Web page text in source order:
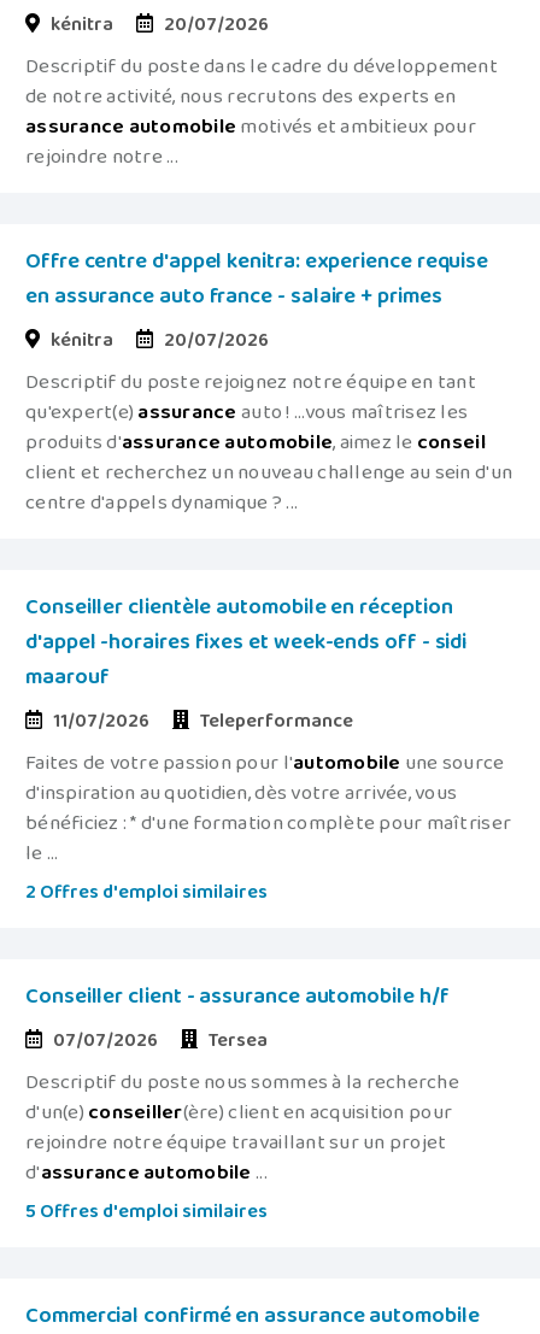
kénitra 20/07/2026
Descriptif du poste dans le cadre du développement
de notre activité, nous recrutons des experts en
assurance automobilemotivés et ambitieux pour
rejoindre notre ...
Offre centre d'appel kenitra: experience requise
en assurance auto france - salaire + primes
kénitra 20/07/2026
Descriptif du poste rejoignez notre équipe en tant
qu'expert(e)assuranceauto ! ...vous maîtrisez les
produits d'assuranceautomobile, aimez le conseil
client et recherchez un nouveau challenge au sein d'un
centre d'appels dynamique ? ...
Conseiller clientèle automobile en réception
d'appel -horaires fixes et week-ends off - sidi
maarouf
11/07/2026 Teleperformance
Faites de votre passion pour l'automobile une source
d'inspiration au quotidien, dès votre arrivée, vous
bénéficiez : * d'une formation complète pour maîtriser
le ...
2 Offres d'emploi similaires
Conseiller client - assurance automobile h/f
07/07/2026 Tersea
Descriptif du poste nous sommes à la recherche
d'un(e)conseiller(ère) client en acquisition pour
rejoindre notre équipe travaillant sur un projet
d'assuranceautomobile ...
5 Offres d'emploi similaires
Commercial confirmé en assurance automobile